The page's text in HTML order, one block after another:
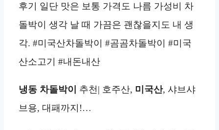
후기 일단 맛은 보통 가격도 나름 가성비 차
돌박이 생각 날 때 가끔은 괜찮을지도 내 생
각. #미국산차돌박이 #곰곰차돌박이 #미국
산소고기 #내돈내산
냉동 차돌박이 추천| 호주산, 미국산, 샤브샤
브용, 대패까지!…